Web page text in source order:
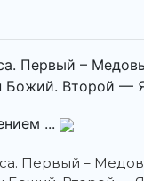
Первый –
Божий. Второй —
...
Первый –